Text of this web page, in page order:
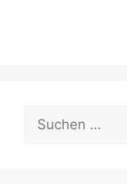
Suche
nach: